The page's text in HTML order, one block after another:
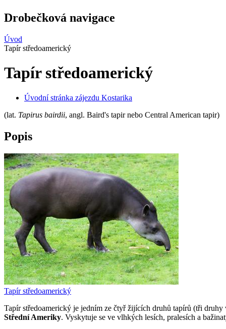
Drobečková navigace
Úvod
Tapír středoamerický
Tapír středoamerický
Úvodní stránka zájezdu Kostarika
(lat. Tapirus bairdii, angl. Baird's tapir nebo Central American tapir)
Popis
Tapír středoamerický
Tapír středoamerický je jedním ze čtyř žijících druhů tapírů (tři
Střední Ameriky. Vyskytuje se ve vlhkých lesích, pralesích a